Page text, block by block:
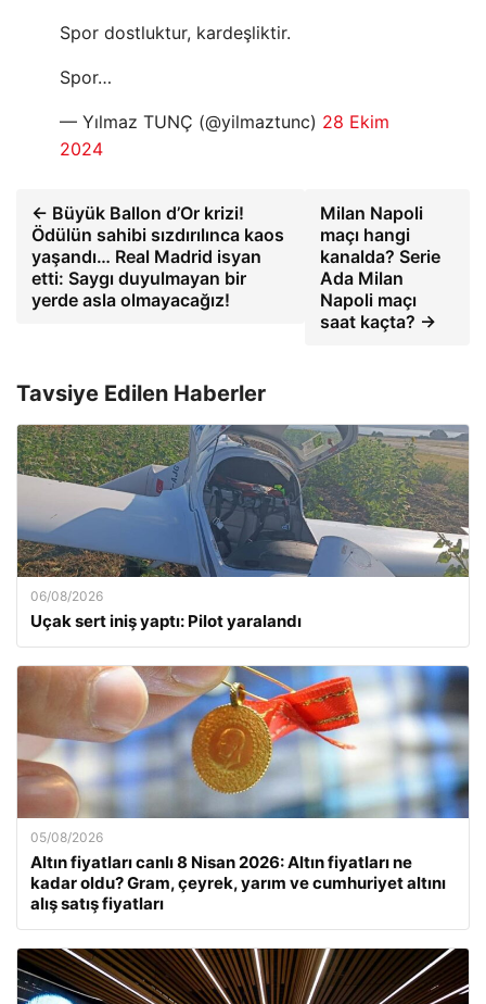
Spor dostluktur, kardeşliktir.
Spor…
— Yılmaz TUNÇ (@yilmaztunc) 28 Ekim
2024
← Büyük Ballon d’Or krizi!
Ödülün sahibi sızdırılınca kaos
yaşandı… Real Madrid isyan
etti: Saygı duyulmayan bir
yerde asla olmayacağız!
Milan Napoli
maçı hangi
kanalda? Serie
Ada Milan
Napoli maçı
saat kaçta? →
Tavsiye Edilen Haberler
06/08/2026
Uçak sert iniş yaptı: Pilot yaralandı
05/08/2026
Altın fiyatları canlı 8 Nisan 2026: Altın fiyatları ne
kadar oldu? Gram, çeyrek, yarım ve cumhuriyet altını
alış satış fiyatları